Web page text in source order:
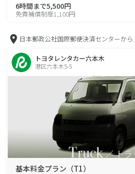
6時間まで5,500円
免責補償制度1,100円
日本郵政公社国際郵便決済センターから
トヨタレンタカー六本木
港区六本木5-5
基本料金プラン（T1）